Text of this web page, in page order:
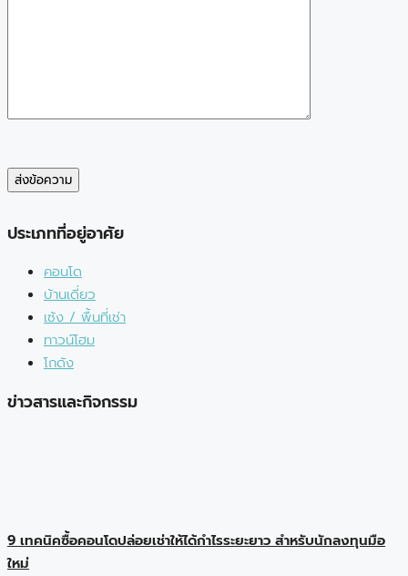
ประเภทที่อยู่อาศัย
คอนโด
บ้านเดี่ยว
เซ้ง / พื้นที่เช่า
ทาวน์โฮม
โกดัง
ข่าวสารและกิจกรรม
9 เทคนิคซื้อคอนโดปล่อยเช่าให้ได้กำไรระยะยาว สำหรับนักลงทุนมือ
ใหม่